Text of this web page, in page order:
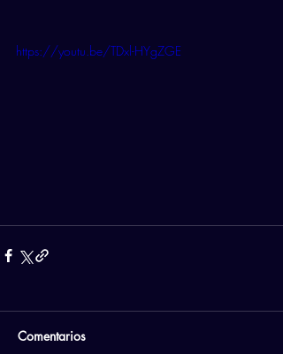
https://youtu.be/TDxl-HYgZGE
Comentarios